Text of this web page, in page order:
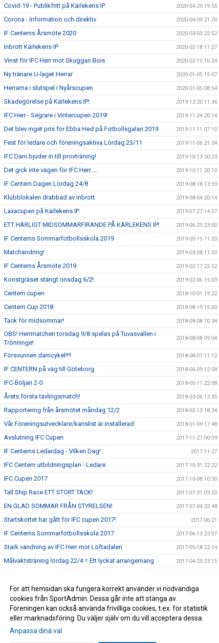
Covid-19 - Publikfritt på Kärlekens IP 2020-04-29 19:55
Corona - Information och direktiv 2020-04-09 21:20
IF Centerns Årsmöte 2020 2020-03-03 22:52
Inbrott Kärlekens IP 2020-02-18 11:27
Vinst för IFC Herr mot Skuggan Bois 2020-02-15 16:24
Ny tränare U-laget Herrar 2020-01-05 15:07
Herrarna i slutspel i Nyårscupen 2020-01-05 08:54
Skadegörelse på Kärlekens IP! 2019-12-20 11:36
IFC Herr - Segrare i Vintercupen 2019! 2019-11-24 20:14
Det blev inget pris för Ebba Hed på Fotbollsgalan 2019 2019-11-11 07:10
Fest för ledare och föreningsaktiva Lördag 23/11 2019-11-06 21:34
IFC Dam bjuder in till provträning! 2019-10-13 20:23
Det gick inte vägen för IFC Herr..... 2019-10-11 20:10
IF Centern Dagen Lördag 24/8 2019-08-18 13:59
Klubblokalen drabbad av inbrott 2019-08-04 20:14
Laxacupen på Kärlekens IP 2019-07-27 14:57
ETT HÄRLIGT MIDSOMMARFIRANDE PÅ KÄRLEKENS IP! 2019-06-23 23:00
IF Centerns Sommarfotbollsskola 2019 2019-05-15 11:20
Matchändring! 2019-03-08 11:20
IF Centerns Årsmöte 2019 2019-02-17 22:52
Konstgräset stängt onsdag 6/2! 2019-02-06 15:03
Centern cupen 2018-10-01 19:22
Centern Cup 2018 2018-08-19 15:00
Tack för midsommar! 2018-08-08 10:34
OBS! Herrmatchen torsdag 9/8 spelas på Tuvasvallen i
Trönninge!
2018-08-08 09:04
Försvunnen damcykel!!!! 2018-08-07 11:12
IF CENTERN på väg till Göteborg 2018-06-09 12:58
IFC-Böljan 2-0 2018-05-11 22:08
Årets första tävlingsmatch! 2018-03-06 12:35
Rapportering från årsmötet måndag 12/2 2018-02-13 18:34
Vår Föreningsutvecklare/kanslist är installerad 2018-01-09 17:48
Avslutning IFC Cupen 2017-11-27 00:09
IF Centerns Ledardag - Vilken Dag! 2017-11-27
IFC Centern utbildningsplan - Ledare 2017-10-31 22:22
IFC Cupen 2017 2017-10-08 10:30
Tall Ship Race ETT STORT TACK! 2017-07-31 09:20
EN GLAD SOMMAR FRÅN STYRELSEN! 2017-07-04 22:48
Startskottet har gått för IFC cupen 2017! 2017-06-21
IF Centerns Sommarfotbollsskola 2017 2017-06-13 23:07
Stark vändning av IFC Herr mot Löftadalen 2017-05-18 22:14
Målvaktsträning lördag 22/4 = Ett lyckat arrangemang 2017-04-23 23:15
IF Centerns damlag kan presentera ett antal nyförvärv 2016-12-16 21:29
Nyförvärv Herr inför 2017 2016-12-16 21:28
För att hemsidan ska fungera korrekt använder vi nödvändiga
cookies från SportAdmin. Dessa går inte att stänga av.
Föreningen kan också använda frivilliga cookies, t.ex. för statistik
eller marknadsföring. Du väljer själv om du vill acceptera dessa.
Anpassa dina val